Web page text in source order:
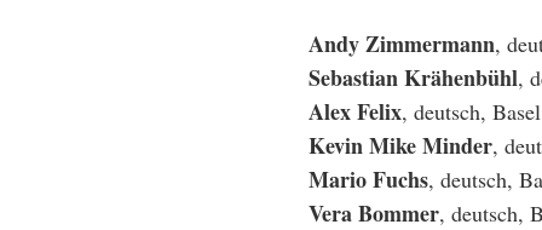
Andy Zimmermann,
Sebastian Krähenbühl,
Alex Felix, deutsch, Basel
Kevin Mike Minder,
Mario Fuchs, deutsch,
Vera Bommer, deutsch,